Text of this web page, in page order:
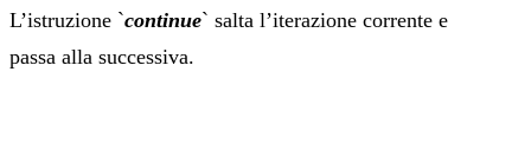
L’istruzione `continue` salta l’iterazione corrente e
passa alla successiva.